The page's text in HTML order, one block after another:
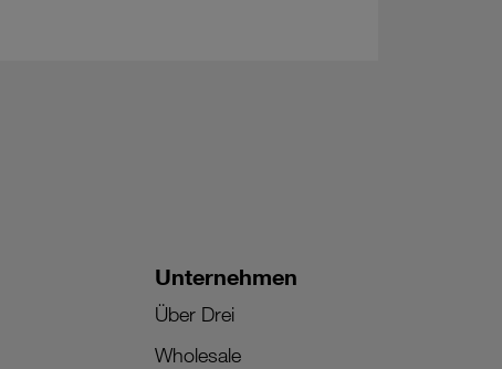
Unternehmen
Über Drei
Wholesale